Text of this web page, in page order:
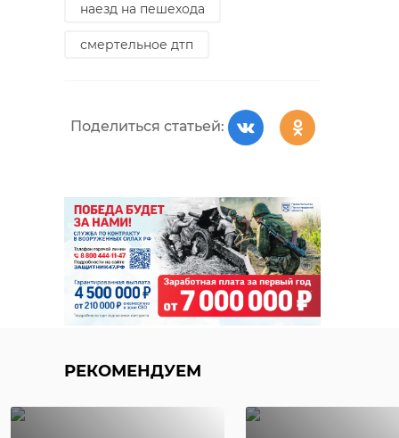
наезд на пешехода
смертельное дтп
Поделиться статьей:
РЕКОМЕНДУЕМ